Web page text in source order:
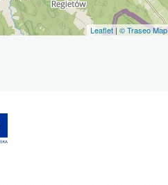
Leaflet | © Traseo Map